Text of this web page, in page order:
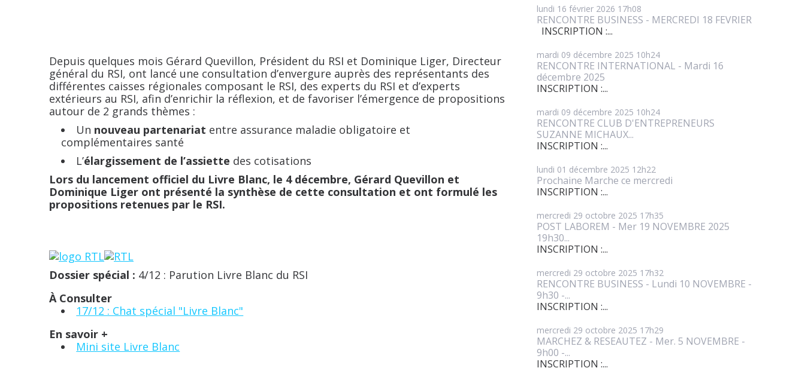
Depuis quelques mois Gérard Quevillon, Président du RSI et Dominique Liger, Directeur
général du RSI, ont lancé une consultation d’envergure auprès des représentants des
différentes caisses régionales composant le RSI, des experts du RSI et d’experts
extérieurs au RSI, afin d’enrichir la réflexion, et de favoriser l’émergence de propositions
autour de 2 grands thèmes :
Un nouveau partenariat entre assurance maladie obligatoire et
complémentaires santé
L’élargissement de l’assiette des cotisations
Lors du lancement officiel du Livre Blanc, le 4 décembre, Gérard Quevillon et
Dominique Liger ont présenté la synthèse de cette consultation et ont formulé les
propositions retenues par le RSI.
Dossier spécial : 4/12 : Parution Livre Blanc du RSI
À Consulter
17/12 : Chat spécial "Livre Blanc"
En savoir +
Mini site Livre Blanc
lundi 16 février 2026 17h08
RENCONTRE BUSINESS - MERCREDI 18 FEVRIER
INSCRIPTION :...
mardi 09 décembre 2025 10h24
RENCONTRE INTERNATIONAL - Mardi 16
décembre 2025
INSCRIPTION :...
mardi 09 décembre 2025 10h24
RENCONTRE CLUB D'ENTREPRENEURS
SUZANNE MICHAUX...
INSCRIPTION :...
lundi 01 décembre 2025 12h22
Prochaine Marche ce mercredi
INSCRIPTION :...
mercredi 29 octobre 2025 17h35
POST LABOREM - Mer 19 NOVEMBRE 2025
19h30...
INSCRIPTION :...
mercredi 29 octobre 2025 17h32
RENCONTRE BUSINESS - Lundi 10 NOVEMBRE -
9h30 -...
INSCRIPTION :...
mercredi 29 octobre 2025 17h29
MARCHEZ & RESEAUTEZ - Mer. 5 NOVEMBRE -
9h00 -...
INSCRIPTION :...